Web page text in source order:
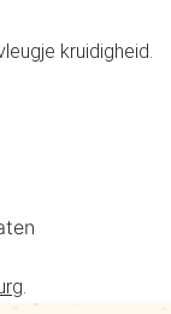
kruidigheid.